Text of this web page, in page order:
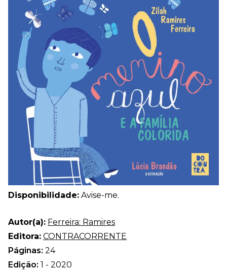
Disponibilidade: Avise-me.
Autor(a): Ferreira: Ramires
Editora: CONTRACORRENTE
Páginas: 24
Edição: 1 - 2020